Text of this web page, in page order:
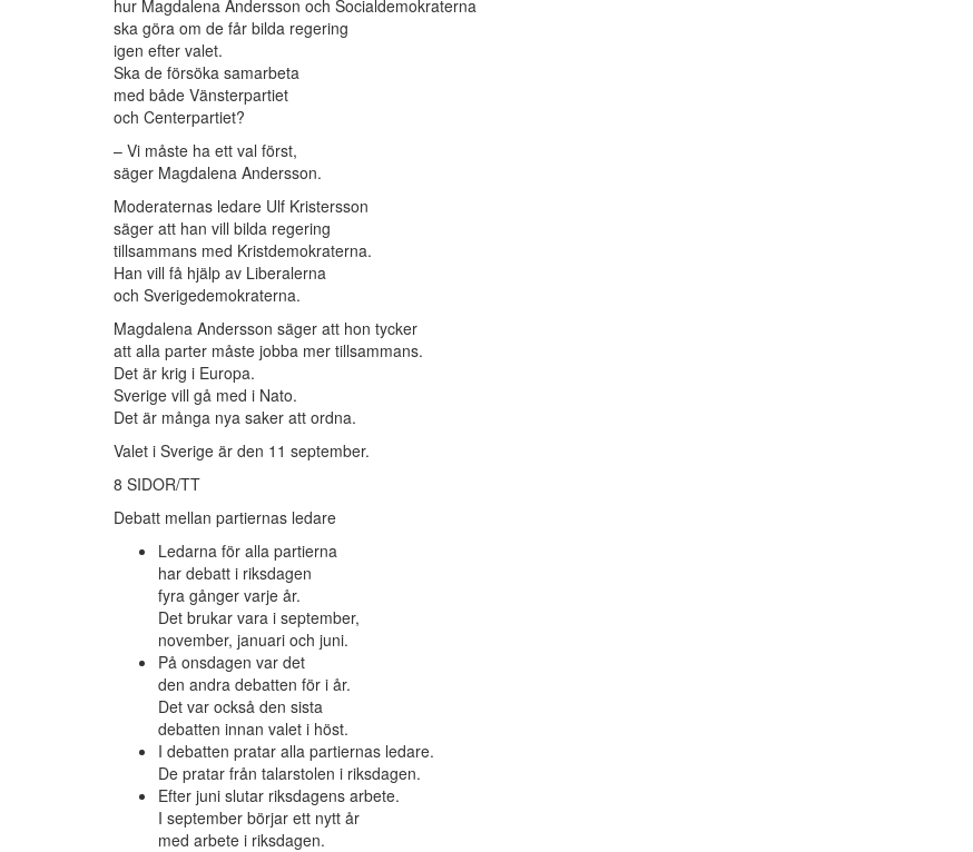
hur Magdalena Andersson och Socialdemokraterna
ska göra om de får bilda regering
igen efter valet.
Ska de försöka samarbeta
med både Vänsterpartiet
och Centerpartiet?
– Vi måste ha ett val först,
säger Magdalena Andersson.
Moderaternas ledare Ulf Kristersson
säger att han vill bilda regering
tillsammans med Kristdemokraterna.
Han vill få hjälp av Liberalerna
och Sverigedemokraterna.
Magdalena Andersson säger att hon tycker
att alla parter måste jobba mer tillsammans.
Det är krig i Europa.
Sverige vill gå med i Nato.
Det är många nya saker att ordna.
Valet i Sverige är den 11 september.
8 SIDOR/TT
Debatt mellan partiernas ledare
Ledarna för alla partierna
har debatt i riksdagen
fyra gånger varje år.
Det brukar vara i september,
november, januari och juni.
På onsdagen var det
den andra debatten för i år.
Det var också den sista
debatten innan valet i höst.
I debatten pratar alla partiernas ledare.
De pratar från talarstolen i riksdagen.
Efter juni slutar riksdagens arbete.
I september börjar ett nytt år
med arbete i riksdagen.